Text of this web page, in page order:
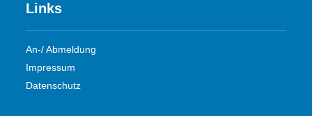
Links
An-/ Abmeldung
Impressum
Datenschutz